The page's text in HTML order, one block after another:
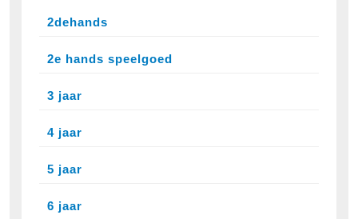
2dehands
2e hands speelgoed
3 jaar
4 jaar
5 jaar
6 jaar